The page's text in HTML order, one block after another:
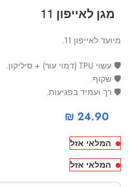
מגן לאייפון 11
מיועד לאייפון 11.
🛡 עשוי TPU (דמוי עור) + סיליקון.
🛡 שקוף.
🛡 רך ועמיד בפגיעות.
₪ 24.90
המלאי אזל
המלאי אזל